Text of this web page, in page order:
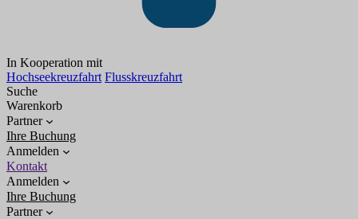
In Kooperation mit
Hochseekreuzfahrt Flusskreuzfahrt
Suche
Warenkorb
Partner
Ihre Buchung
Anmelden
Kontakt
Anmelden
Ihre Buchung
Partner